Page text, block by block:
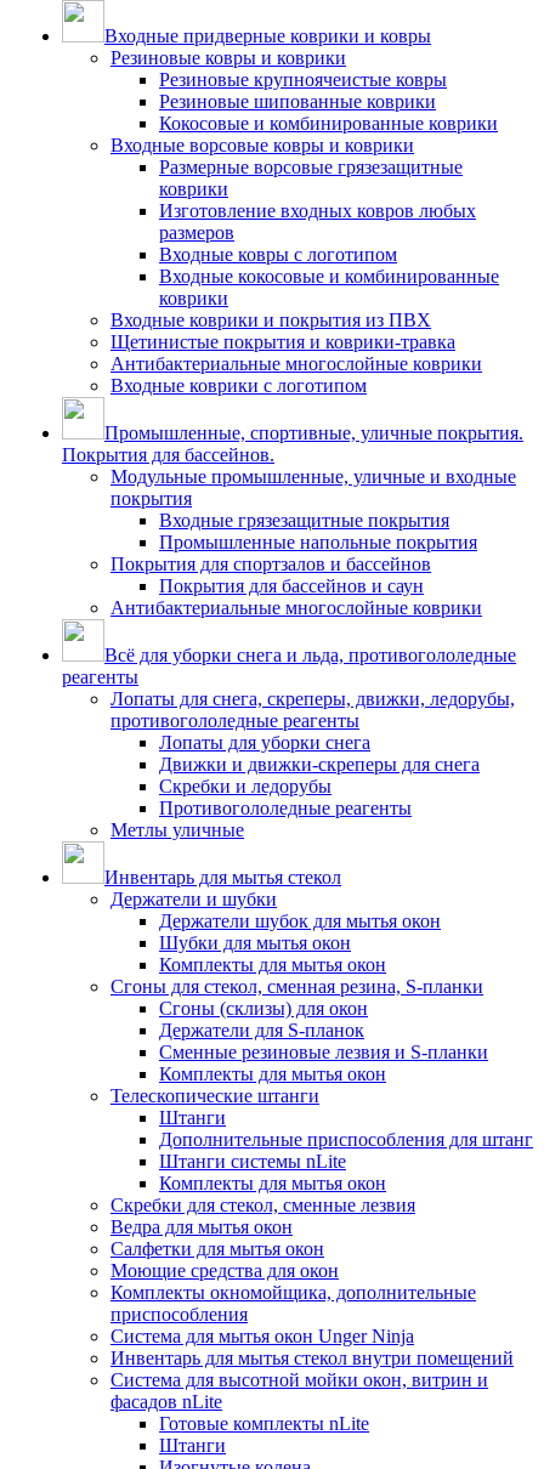
Входные придверные коврики и ковры
Резиновые ковры и коврики
Резиновые крупноячеистые ковры
Резиновые шипованные коврики
Кокосовые и комбинированные коврики
Входные ворсовые ковры и коврики
Размерные ворсовые грязезащитные
коврики
Изготовление входных ковров любых
размеров
Входные ковры с логотипом
Входные кокосовые и комбинированные
коврики
Входные коврики и покрытия из ПВХ
Щетинистые покрытия и коврики-травка
Антибактериальные многослойные коврики
Входные коврики с логотипом
Промышленные, спортивные, уличные покрытия.
Покрытия для бассейнов.
Модульные промышленные, уличные и входные
покрытия
Входные грязезащитные покрытия
Промышленные напольные покрытия
Покрытия для спортзалов и бассейнов
Покрытия для бассейнов и саун
Антибактериальные многослойные коврики
Всё для уборки снега и льда, противогололедные
реагенты
Лопаты для снега, скреперы, движки, ледорубы,
противогололедные реагенты
Лопаты для уборки снега
Движки и движки-скреперы для снега
Скребки и ледорубы
Противогололедные реагенты
Метлы уличные
Инвентарь для мытья стекол
Держатели и шубки
Держатели шубок для мытья окон
Шубки для мытья окон
Комплекты для мытья окон
Сгоны для стекол, сменная резина, S-планки
Сгоны (склизы) для окон
Держатели для S-планок
Сменные резиновые лезвия и S-планки
Комплекты для мытья окон
Телескопические штанги
Штанги
Дополнительные приспособления для штанг
Штанги системы nLite
Комплекты для мытья окон
Скребки для стекол, сменные лезвия
Ведра для мытья окон
Салфетки для мытья окон
Моющие средства для окон
Комплекты окномойщика, дополнительные
приспособления
Система для мытья окон Unger Ninja
Инвентарь для мытья стекол внутри помещений
Система для высотной мойки окон, витрин и
фасадов nLite
Готовые комплекты nLite
Штанги